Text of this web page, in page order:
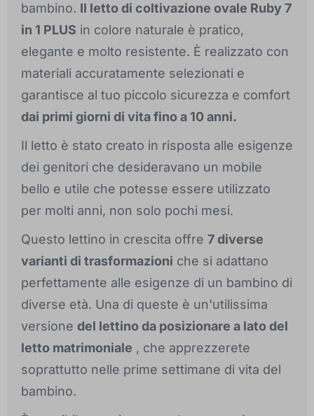
bambino. Il letto di coltivazione ovale Ruby 7
in 1 PLUS in colore naturale è pratico,
elegante e molto resistente. È realizzato con
materiali accuratamente selezionati e
garantisce al tuo piccolo sicurezza e comfort
dai primi giorni di vita fino a 10 anni.
Il letto è stato creato in risposta alle esigenze
dei genitori che desideravano un mobile
bello e utile che potesse essere utilizzato
per molti anni, non solo pochi mesi.
Questo lettino in crescita offre 7 diverse
varianti di trasformazioni che si adattano
perfettamente alle esigenze di un bambino di
diverse età. Una di queste è un'utilissima
versione del lettino da posizionare a lato del
letto matrimoniale , che apprezzerete
soprattutto nelle prime settimane di vita del
bambino.